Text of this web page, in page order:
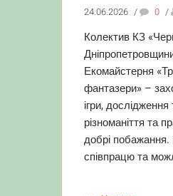
24.06.2026 / 0 /
Колектив КЗ
Екомайстерня
фантазери» –
ігри,
різноманіття та
добрі побажання.
співпрацю та